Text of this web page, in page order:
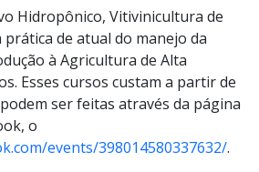
Hidropônico, Vitivinicultura de
de atual do manejo da
à Agricultura de Alta
Esses cursos custam a partir de
ser feitas através da página
o
events/398014580337632/.